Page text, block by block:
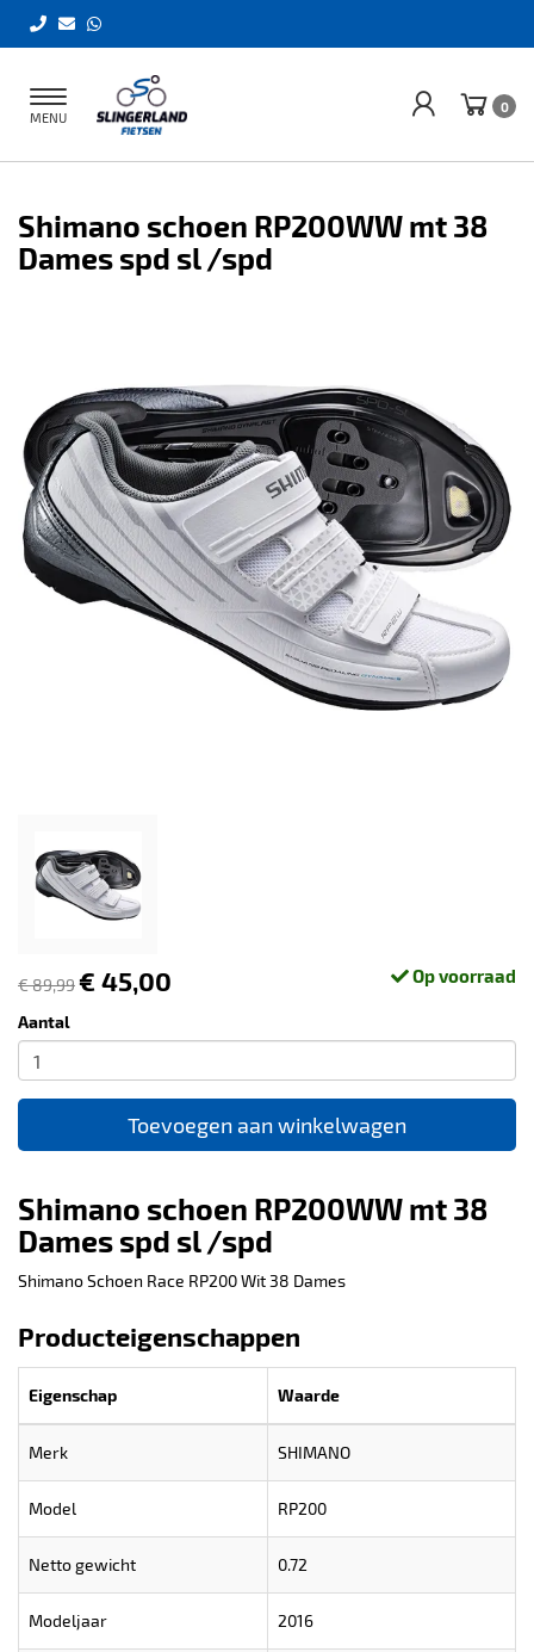
Toggle
navigation
MENU
0
Shimano schoen RP200WW mt 38
Dames spd sl /spd
€ 89,99€ 45,00 Op voorraad
Aantal
Toevoegen aan winkelwagen
Shimano schoen RP200WW mt 38
Dames spd sl /spd
Shimano Schoen Race RP200 Wit 38 Dames
Producteigenschappen
Eigenschap Waarde
Merk SHIMANO
Model RP200
Netto gewicht 0.72
Modeljaar 2016